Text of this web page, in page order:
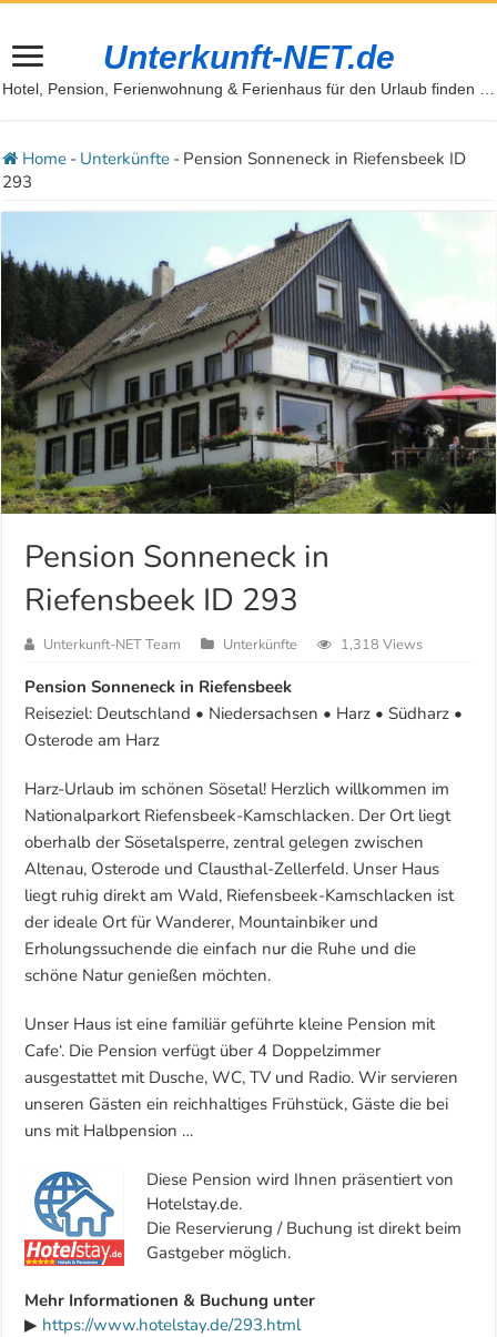
Unterkunft-NET.de
Hotel, Pension, Ferienwohnung & Ferienhaus für den Urlaub finden …
Home - Unterkünfte - Pension Sonneneck in Riefensbeek ID
293
Pension Sonneneck in
Riefensbeek ID 293
Unterkunft-NET Team Unterkünfte 1,318 Views
Pension Sonneneck in Riefensbeek
Reiseziel: Deutschland • Niedersachsen • Harz • Südharz •
Osterode am Harz
Harz-Urlaub im schönen Sösetal! Herzlich willkommen im
Nationalparkort Riefensbeek-Kamschlacken. Der Ort liegt
oberhalb der Sösetalsperre, zentral gelegen zwischen
Altenau, Osterode und Clausthal-Zellerfeld. Unser Haus
liegt ruhig direkt am Wald, Riefensbeek-Kamschlacken ist
der ideale Ort für Wanderer, Mountainbiker und
Erholungssuchende die einfach nur die Ruhe und die
schöne Natur genießen möchten.
Unser Haus ist eine familiär geführte kleine Pension mit
Cafe‘. Die Pension verfügt über 4 Doppelzimmer
ausgestattet mit Dusche, WC, TV und Radio. Wir servieren
unseren Gästen ein reichhaltiges Frühstück, Gäste die bei
uns mit Halbpension …
Diese Pension wird Ihnen präsentiert von
Hotelstay.de.
Die Reservierung / Buchung ist direkt beim
Gastgeber möglich.
Mehr Informationen & Buchung unter
▶ https://www.hotelstay.de/293.html